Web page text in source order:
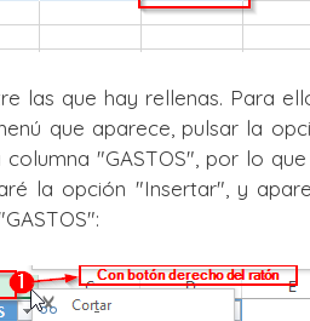
que hay rellenas. Para
que aparece, pulsar la
"GASTOS", por lo
la opción "Insertar", y